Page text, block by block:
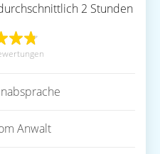
2 Stunden
Anwalt